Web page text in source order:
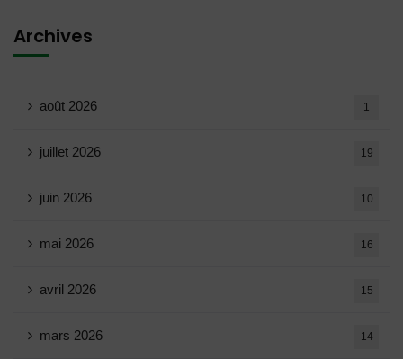
Archives
août 2026 1
juillet 2026 19
juin 2026 10
mai 2026 16
avril 2026 15
mars 2026 14